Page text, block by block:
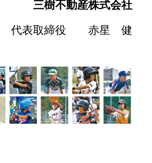
三樹不動産株式会社
代表取締役 赤星 健